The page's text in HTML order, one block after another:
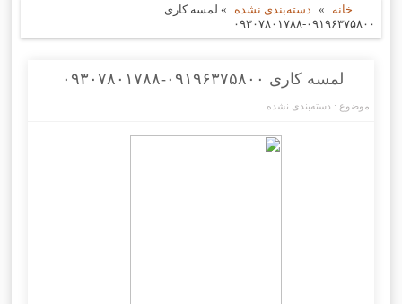
خانه » دسته‌بندی نشده » لمسه کاری
۰۹۱۹۶۳۷۵۸۰۰-۰۹۳۰۷۸۰۱۷۸۸
لمسه کاری ۰۹۱۹۶۳۷۵۸۰۰-۰۹۳۰۷۸۰۱۷۸۸
موضوع : دسته‌بندی نشده